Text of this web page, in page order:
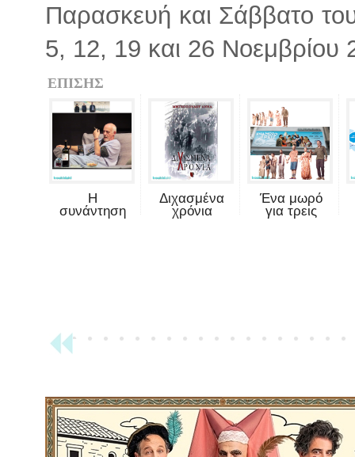
Παρασκευή και Σάββατο
5, 12, 19 και 26 Νοεμβρίου
ΕΠΙΣΗΣ
Η
συνάντηση
Διχασμένα
χρόνια
Ένα μωρό
για τρεις